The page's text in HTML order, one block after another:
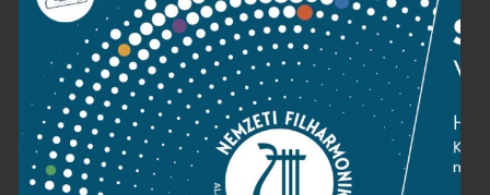
rapszódiákba, melyekben – ismét Tallián Tibor szavait
idézve – „a szolid koncerthegedű zaklatóan durva,
elragadtatott hangokat [játszik, melyek] szinte pontos
átvételei a módnak, ahogy román falvak hegedűsei
spárgával lekötött hangszereken, rusztikus
összhangzásokban, ápolt vibrato nélkül húzzák a
talpalávalót.” Kelemen Barnabás tényleg ebben a
felfogásban hegedült. Rendkívül impresszív előadásával